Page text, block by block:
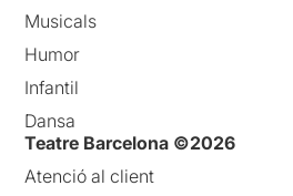
Musicals
Humor
Infantil
Dansa
Teatre Barcelona ©2026
Atenció al client